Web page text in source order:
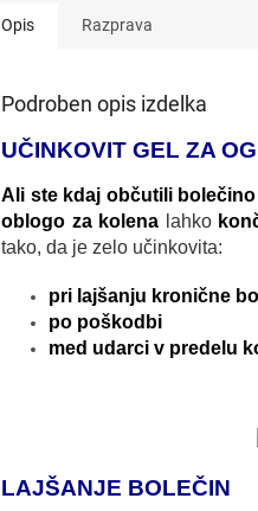
Opis Razprava
Podroben opis izdelka
UČINKOVIT GEL ZA
Ali ste kdaj občutili
oblogo za kolena lahko
tako, da je zelo učinkovita:
pri lajšanju kronične
po poškodbi
med udarci v predelu
LAJŠANJE BOLEČIN